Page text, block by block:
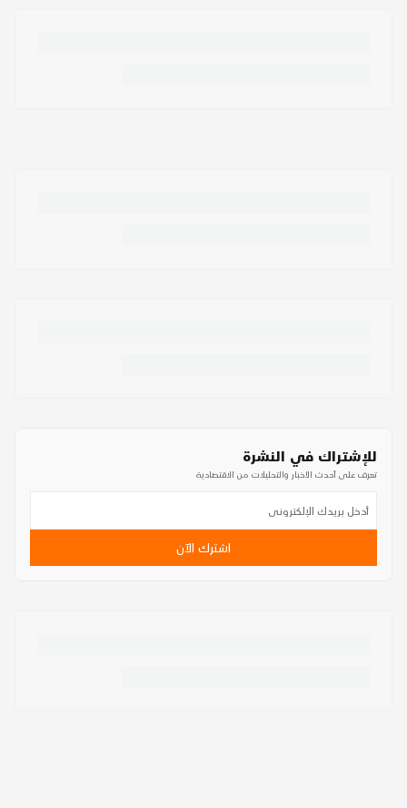
للإشتراك في النشرة
تعرف على أحدث الأخبار والتحليلات من الاقتصادية
اشترك الآن